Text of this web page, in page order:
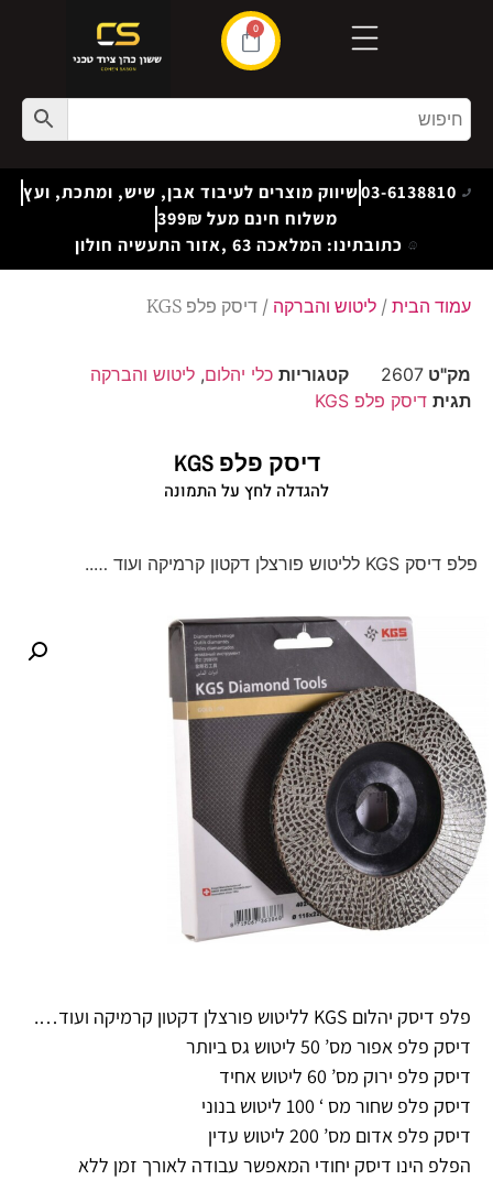
0
03-6138810שיווק מוצרים לעיבוד אבן, שיש, ומתכת, ועץ
משלוח חינם מעל 399₪
כתובתינו: המלאכה 63 ,אזור התעשיה חולון
עמוד הבית / ליטוש והברקה / דיסק פלפ KGS
מק"ט 2607 קטגוריות כלי יהלום, ליטוש והברקה
תגית דיסק פלפ KGS
דיסק פלפ KGS
להגדלה לחץ על התמונה
פלפ דיסק KGS לליטוש פורצלן דקטון קרמיקה ועוד …..
פלפ דיסק יהלום KGS לליטוש פורצלן דקטון קרמיקה ועוד….
דיסק פלפ אפור מס’ 50 ליטוש גס ביותר
דיסק פלפ ירוק מס’ 60 ליטוש אחיד
דיסק פלפ שחור מס ‘ 100 ליטוש בנוני
דיסק פלפ אדום מס’ 200 ליטוש עדין
הפלפ הינו דיסק יחודי המאפשר עבודה לאורך זמן ללא